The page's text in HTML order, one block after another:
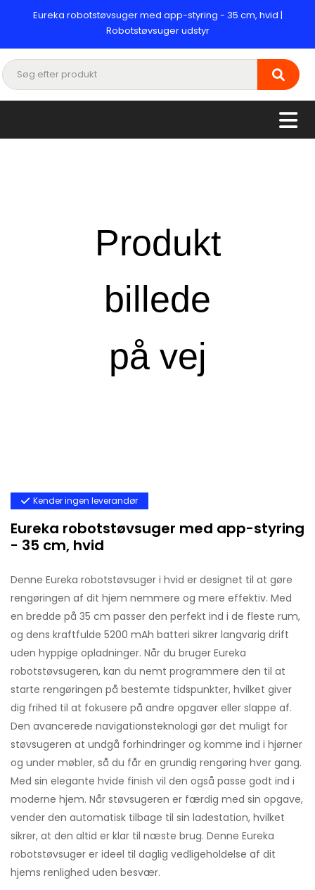
Eureka robotstøvsuger med app-styring - 35 cm, hvid |
Robotstøvsuger udstyr
Kender ingen leverandør
Eureka robotstøvsuger med app-styring
- 35 cm, hvid
Denne Eureka robotstøvsuger i hvid er designet til at gøre
rengøringen af dit hjem nemmere og mere effektiv. Med
en bredde på 35 cm passer den perfekt ind i de fleste rum,
og dens kraftfulde 5200 mAh batteri sikrer langvarig drift
uden hyppige opladninger. Når du bruger Eureka
robotstøvsugeren, kan du nemt programmere den til at
starte rengøringen på bestemte tidspunkter, hvilket giver
dig frihed til at fokusere på andre opgaver eller slappe af.
Den avancerede navigationsteknologi gør det muligt for
støvsugeren at undgå forhindringer og komme ind i hjørner
og under møbler, så du får en grundig rengøring hver gang.
Med sin elegante hvide finish vil den også passe godt ind i
moderne hjem. Når støvsugeren er færdig med sin opgave,
vender den automatisk tilbage til sin ladestation, hvilket
sikrer, at den altid er klar til næste brug. Denne Eureka
robotstøvsuger er ideel til daglig vedligeholdelse af dit
hjems renlighed uden besvær.